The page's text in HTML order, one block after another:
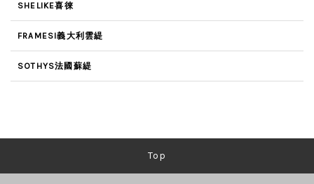
SHELIKE喜徠
FRAMESI義大利雲緹
SOTHYS法國蘇緹
Top